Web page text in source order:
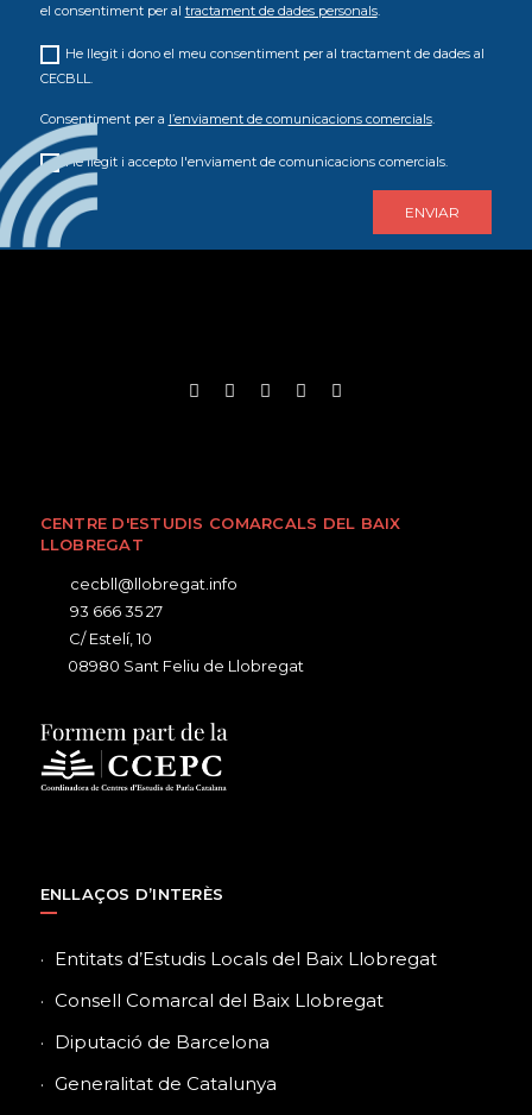
el consentiment per al tractament de dades personals.
He llegit i dono el meu consentiment per al tractament de dades al
CECBLL.
Consentiment per a l’enviament de comunicacions comercials.
He llegit i accepto l'enviament de comunicacions comercials.
CENTRE D'ESTUDIS COMARCALS DEL BAIX
LLOBREGAT
cecbll@llobregat.info
93 666 35 27
C/ Estelí, 10
08980 Sant Feliu de Llobregat
ENLLAÇOS D’INTERÈS
Entitats d’Estudis Locals del Baix Llobregat
Consell Comarcal del Baix Llobregat
Diputació de Barcelona
Generalitat de Catalunya